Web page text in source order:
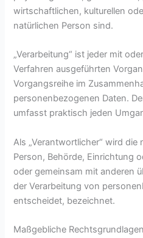
wirtschaftlichen, kulturellen
natürlichen Person sind.
„Verarbeitung“ ist jeder mit
Verfahren ausgeführten
Vorgangsreihe im
personenbezogenen Daten.
umfasst praktisch jeden
Als „Verantwortlicher“ wird
Person, Behörde, Einrichtung
oder gemeinsam mit anderen
der Verarbeitung von
entscheidet, bezeichnet.
Maßgebliche Rechtsgrundlagen